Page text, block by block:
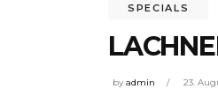
SPECIALS
byadmin 23.